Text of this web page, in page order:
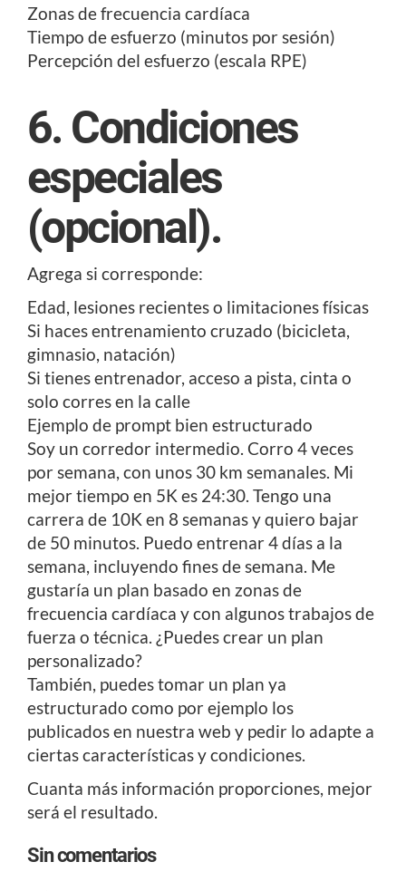
Zonas de frecuencia cardíaca
Tiempo de esfuerzo (minutos por sesión)
Percepción del esfuerzo (escala RPE)
6. Condiciones
especiales
(opcional).
Agrega si corresponde:
Edad, lesiones recientes o limitaciones físicas
Si haces entrenamiento cruzado (bicicleta,
gimnasio, natación)
Si tienes entrenador, acceso a pista, cinta o
solo corres en la calle
Ejemplo de prompt bien estructurado
Soy un corredor intermedio. Corro 4 veces
por semana, con unos 30 km semanales. Mi
mejor tiempo en 5K es 24:30. Tengo una
carrera de 10K en 8 semanas y quiero bajar
de 50 minutos. Puedo entrenar 4 días a la
semana, incluyendo fines de semana. Me
gustaría un plan basado en zonas de
frecuencia cardíaca y con algunos trabajos de
fuerza o técnica. ¿Puedes crear un plan
personalizado?
También, puedes tomar un plan ya
estructurado como por ejemplo los
publicados en nuestra web y pedir lo adapte a
ciertas características y condiciones.
Cuanta más información proporciones, mejor
será el resultado.
Sin comentarios